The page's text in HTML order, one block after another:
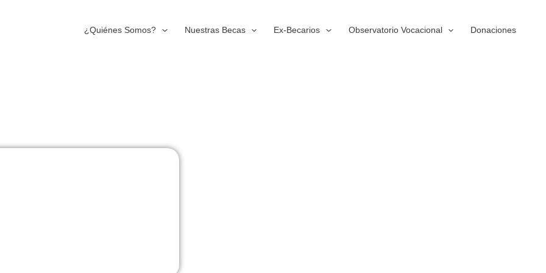
¿Quiénes Somos? Nuestras Becas Ex-Becarios Observatorio Vocacional Donaciones